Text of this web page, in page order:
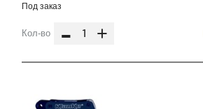
Под заказ
Кол-во - +